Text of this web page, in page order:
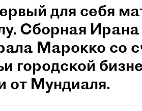
для себя
Сборная Ирана
Марокко со
городской
от Мундиаля.